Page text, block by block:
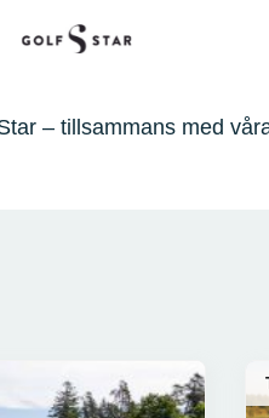
– tillsammans med